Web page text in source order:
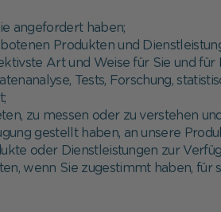
angefordert haben;
Produkten und
Art und Weise für Sie und
Tests, Forschung,
zu messen oder zu verstehen
gestellt haben, an unsere
oder Dienstleistungen zur
wenn Sie zugestimmt haben,